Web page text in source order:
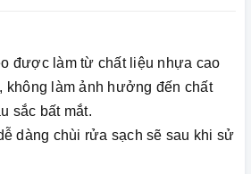
được làm từ chất liệu nhựa cao
không làm ảnh hưởng đến chất
sắc bất mắt.
dàng chùi rửa sạch sẽ sau khi sử